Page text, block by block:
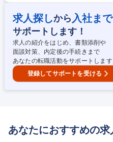
の対応 ・受発注業務のサポートな
務、総務事務、経理事務、貿易事
入力、事務アシスタント、経理アシ
タント事務、人事・採用アシスタント など 募集職種 【千葉】
事務職へ★*゜残業ほぼ無し♪土日祝
求人探しから 入社まで
サポートします！
求人の紹介をはじめ、書類添削や
面談対策、内定後の手続きまで
あなたの転職活動をサポートします
登録してサポートを受ける
あなたにおすすめの求